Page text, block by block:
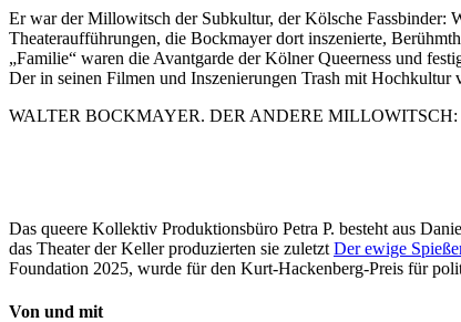
Er war der Millowitsch der Subkultur, der Kölsche Fassbinder:
Theateraufführungen, die Bockmayer dort inszenierte,
„Familie“ waren die Avantgarde der Kölner Queerness und
Der in seinen Filmen und Inszenierungen Trash mit Hochkultur
WALTER BOCKMAYER. DER ANDERE MILLOWITSCH:
Das queere Kollektiv Produktionsbüro Petra P. besteht aus
das Theater der Keller produzierten sie zuletzt Der ewige
Foundation 2025, wurde für den Kurt-Hackenberg-Preis für
Von und mit